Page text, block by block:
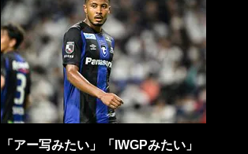
「アー写みたい」「IWGPみたい」